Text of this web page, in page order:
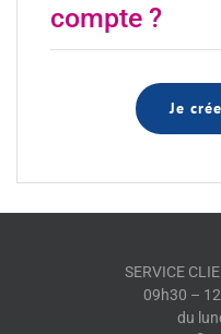
compte ?
Je
SERVICE
09h30 –
du